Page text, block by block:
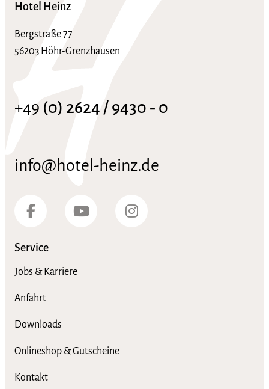
Hotel Heinz
Bergstraße 77
56203 Höhr-Grenzhausen
+49 (0) 2624 / 9430 ‑ 0
info@hotel-heinz.de
Service
Jobs & Karriere
Anfahrt
Downloads
Onlineshop & Gutscheine
Kontakt